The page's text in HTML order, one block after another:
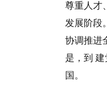
尊重人才
发展阶段。
协调推进
是，到 建
国。